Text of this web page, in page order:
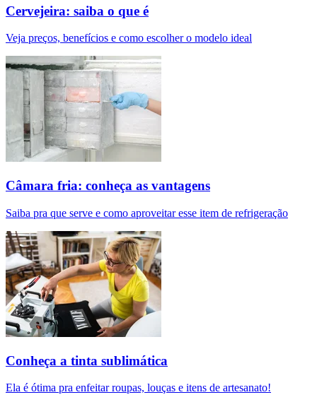
Cervejeira: saiba o que é
Veja preços, benefícios e como escolher o modelo ideal
Câmara fria: conheça as vantagens
Saiba pra que serve e como aproveitar esse item de refrigeração
Conheça a tinta sublimática
Ela é ótima pra enfeitar roupas, louças e itens de artesanato!